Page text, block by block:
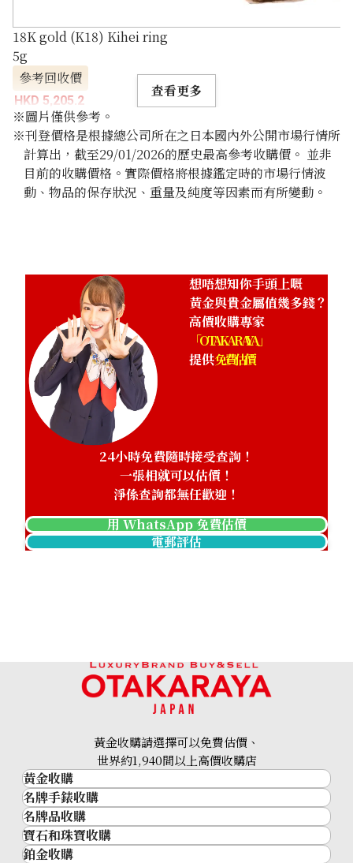
18K gold (K18) Kihei ring
5g
參考回收價
HKD 5,205.2
查看更多
※圖片僅供參考。
※刊登價格是根據總公司所在之日本國內外公開市場行情所
計算出，截至29/01/2026的歷史最高參考收購價。 並非
目前的收購價格。實際價格將根據鑑定時的市場行情波
動、物品的保存狀況、重量及純度等因素而有所變動。
想唔想知你手頭上嘅
黃金與貴金屬值幾多錢？
高價收購專家
「OTAKARAYA」
提供免費估價
24小時免費隨時接受查詢！
一張相就可以估價！
淨係查詢都無任歡迎！
用 WhatsApp 免費估價
電郵評估
黃金收購請選擇可以免費估價、
世界約1,940間以上高價收購店
黃金收購
黃金･金條
金條
金幣及銀幣
過去十年黃金價格
名牌手錶收購
名牌手錶收購
勞力士 (Rolex)
Patek Philippe
名牌品收購
名牌品收購
HERMES
寶石和珠寶收購
寶石和珠寶
鉑金收購